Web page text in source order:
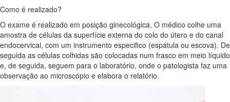
Como é realizado?
O exame é realizado em posição ginecológica. O médico colhe uma
amostra de células da superfície externa do colo do útero e do canal
endocervical, com um instrumento especifico (espátula ou escova). De
seguida as células colhidas são colocadas num frasco em meio líquido
e, de seguida, seguem para o laboratório, onde o patologista faz uma
observação ao microscópio e elabora o relatório.